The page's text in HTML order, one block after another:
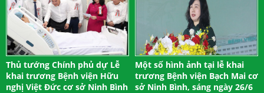
Thủ tướng Chính phủ dự Lễ
khai trương Bệnh viện Hữu
nghị Việt Đức cơ sở Ninh Bình
Một số hình ảnh tại lễ khai
trương Bệnh viện Bạch Mai cơ
sở Ninh Bình, sáng ngày 26/6